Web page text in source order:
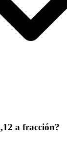
a fracción?